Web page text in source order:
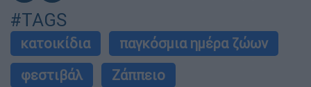
#TAGS
κατοικίδια
παγκόσμια ημέρα ζώων
φεστιβάλ
Ζάππειο